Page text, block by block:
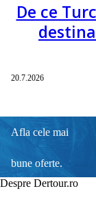
De ce
20.7.2026
Afla cele mai
bune oferte.
Despre Dertour.ro